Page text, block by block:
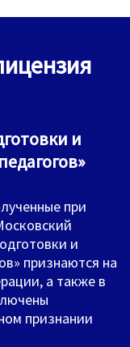
и
при
и
признаются на
а также в
признании